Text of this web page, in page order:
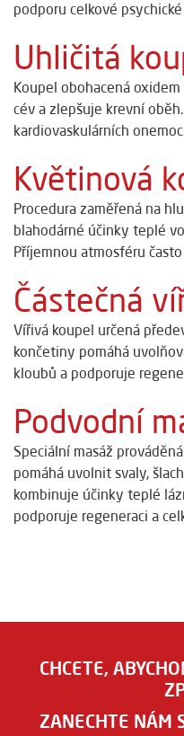
podporu celkové
Uhličitá
Koupel obohacená
cév a zlepšuje krevní
kardiovaskulárních
Květinová
Procedura zaměřená na
blahodárné účinky teplé
Příjemnou atmosféru
Částečná
Vířivá koupel určená
končetiny pomáhá
kloubů a podporuje
Podvodní
Speciální masáž
pomáhá uvolnit svaly,
kombinuje účinky teplé
podporuje regeneraci a
CHCETE,
ZANECHTE NÁM